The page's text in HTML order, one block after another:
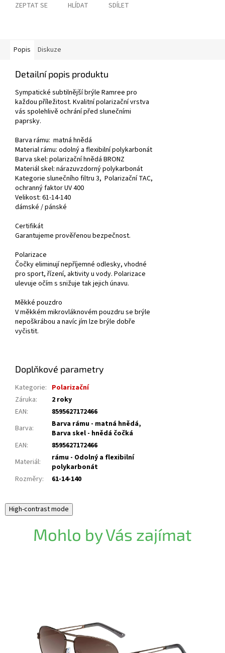
ZEPTAT SE HLÍDAT SDÍLET
Popis Diskuze
Detailní popis produktu
Sympatické subtilnější brýle Ramree pro
každou příležitost. Kvalitní polarizační vrstva
vás spolehlivě ochrání před slunečními
paprsky.
Barva rámu: matná hnědá
Material rámu: odolný a flexibilní polykarbonát
Barva skel: polarizační hnědá BRONZ
Materiál skel: nárazuvzdorný polykarbonát
Kategorie slunečního filtru 3, Polarizační TAC,
ochranný faktor UV 400
Velikost: 61-14-140
dámské / pánské
Certifikát
Garantujeme prověřenou bezpečnost.
Polarizace
Čočky eliminují nepříjemné odlesky, vhodné
pro sport, řízení, aktivity u vody. Polarizace
ulevuje očím s snižuje tak jejich únavu.
Měkké pouzdro
V měkkém mikrovláknovém pouzdru se brýle
nepoškrábou a navíc jím lze brýle dobře
vyčistit.
Doplňkové parametry
Kategorie: Polarizační
Záruka:
2 roky
EAN:
8595627172466
Barva:
Barva rámu - matná hnědá,
Barva skel - hnědá čočká
EAN:
8595627172466
Materiál:
rámu - Odolný a flexibilní
polykarbonát
Rozměry: 61-14-140
High-contrast mode
Mohlo by Vás zajímat